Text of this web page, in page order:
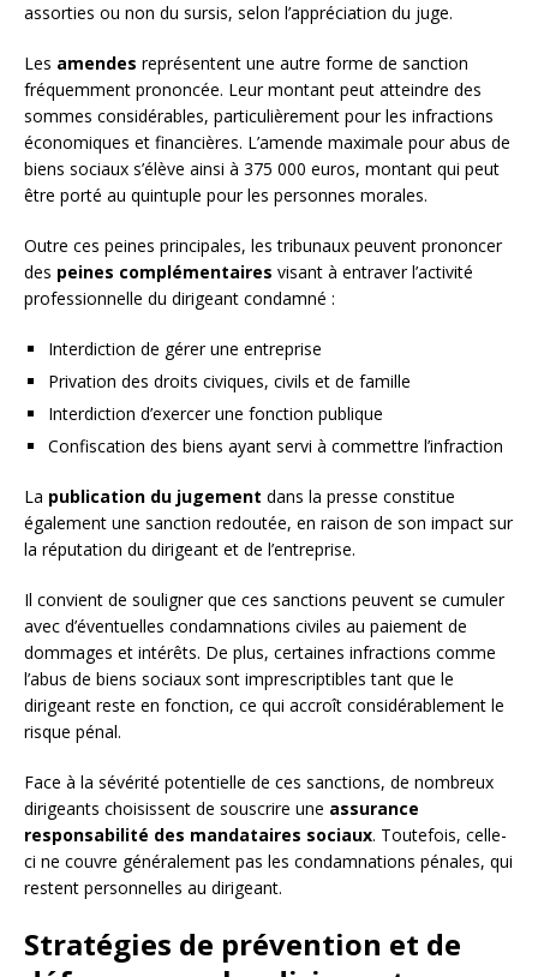
assorties ou non du sursis, selon l’appréciation du juge.
Les amendes représentent une autre forme de sanction
fréquemment prononcée. Leur montant peut atteindre des
sommes considérables, particulièrement pour les infractions
économiques et financières. L’amende maximale pour abus de
biens sociaux s’élève ainsi à 375 000 euros, montant qui peut
être porté au quintuple pour les personnes morales.
Outre ces peines principales, les tribunaux peuvent prononcer
des peines complémentaires visant à entraver l’activité
professionnelle du dirigeant condamné :
Interdiction de gérer une entreprise
Privation des droits civiques, civils et de famille
Interdiction d’exercer une fonction publique
Confiscation des biens ayant servi à commettre l’infraction
La publication du jugement dans la presse constitue
également une sanction redoutée, en raison de son impact sur
la réputation du dirigeant et de l’entreprise.
Il convient de souligner que ces sanctions peuvent se cumuler
avec d’éventuelles condamnations civiles au paiement de
dommages et intérêts. De plus, certaines infractions comme
l’abus de biens sociaux sont imprescriptibles tant que le
dirigeant reste en fonction, ce qui accroît considérablement le
risque pénal.
Face à la sévérité potentielle de ces sanctions, de nombreux
dirigeants choisissent de souscrire une assurance
responsabilité des mandataires sociaux. Toutefois, celle-
ci ne couvre généralement pas les condamnations pénales, qui
restent personnelles au dirigeant.
Stratégies de prévention et de